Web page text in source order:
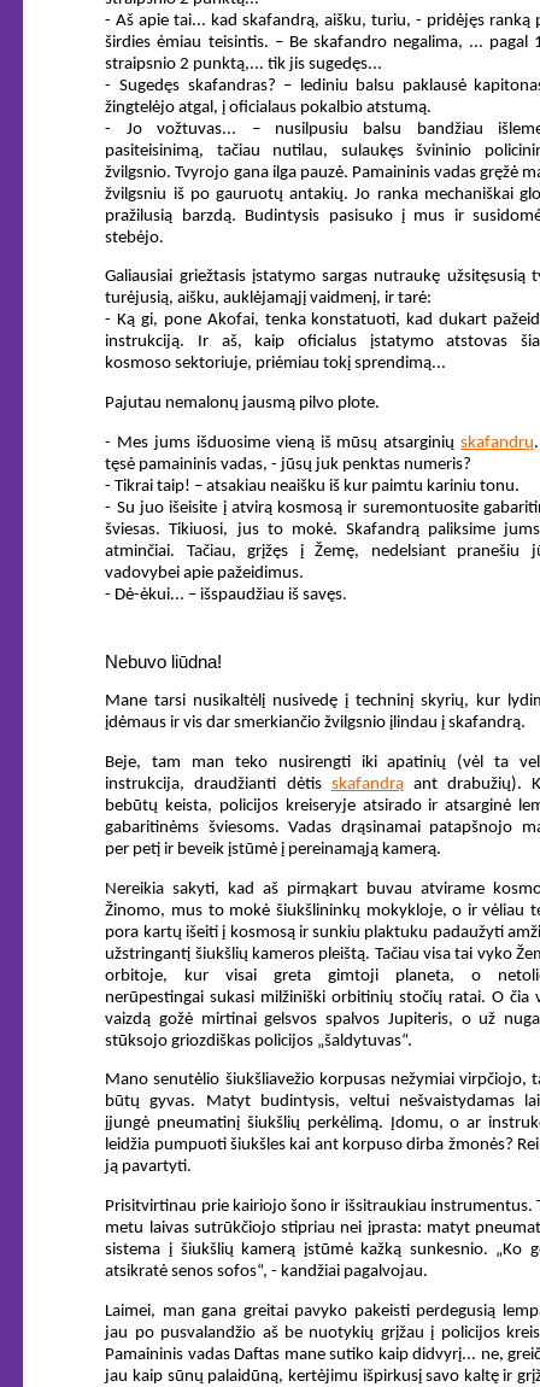
- Aš apie tai... kad skafandrą, aišku, turiu, - pridėjęs ranką
širdies ėmiau teisintis. – Be skafandro negalima, ... pagal
straipsnio 2 punktą,... tik jis sugedęs...
- Sugedęs skafandras? – lediniu balsu paklausė
žingtelėjo atgal, į oficialaus pokalbio atstumą.
- Jo vožtuvas... – nusilpusiu balsu bandžiau
pasiteisinimą, tačiau nutilau, sulaukęs švininio
žvilgsnio. Tvyrojo gana ilga pauzė. Pamaininis vadas gręžė
žvilgsniu iš po gauruotų antakių. Jo ranka mechaniškai
pražilusią barzdą. Budintysis pasisuko į mus ir
stebėjo.
Galiausiai griežtasis įstatymo sargas nutraukę užsitęsusią
turėjusią, aišku, auklėjamąjį vaidmenį, ir tarė:
- Ką gi, pone Akofai, tenka konstatuoti, kad dukart
instrukciją. Ir aš, kaip oficialus įstatymo atstovas
kosmoso sektoriuje, priėmiau tokį sprendimą...
Pajutau nemalonų jausmą pilvo plote.
- Mes jums išduosime vieną iš mūsų atsarginiųskafandrų
tęsė pamaininis vadas, - jūsų juk penktas numeris?
- Tikrai taip! – atsakiau neaišku iš kur paimtu kariniu tonu.
- Su juo išeisite į atvirą kosmosą ir suremontuosite
šviesas. Tikiuosi, jus to mokė. Skafandrą paliksime
atminčiai. Tačiau, grįžęs į Žemę, nedelsiant pranešiu
vadovybei apie pažeidimus.
- Dė-ėkui... – išspaudžiau iš savęs.
Nebuvo liūdna!
Mane tarsi nusikaltėlį nusivedę į techninį skyrių, kur
įdėmaus ir vis dar smerkiančio žvilgsnio įlindau į skafandrą.
Beje, tam man teko nusirengti iki apatinių (vėl ta
instrukcija, draudžianti dėtis skafandrąant drabužių).
bebūtų keista, policijos kreiseryje atsirado ir atsarginė
gabaritinėms šviesoms. Vadas drąsinamai patapšnojo
per petį ir beveik įstūmė į pereinamąją kamerą.
Nereikia sakyti, kad aš pirmąkart buvau atvirame
Žinomo, mus to mokė šiukšlininkų mokykloje, o ir vėliau
pora kartų išeiti į kosmosą ir sunkiu plaktuku padaužyti
užstringantį šiukšlių kameros pleištą. Tačiau visa tai vyko
orbitoje, kur visai greta gimtoji planeta, o
nerūpestingai sukasi milžiniški orbitinių stočių ratai. O čia
vaizdą gožė mirtinai gelsvos spalvos Jupiteris, o už
stūksojo griozdiškas policijos „šaldytuvas“.
Mano senutėlio šiukšliavežio korpusas nežymiai virpčiojo,
būtų gyvas. Matyt budintysis, veltui nešvaistydamas
įjungė pneumatinį šiukšlių perkėlimą. Įdomu, o ar
leidžia pumpuoti šiukšles kai ant korpuso dirba žmonės?
ją pavartyti.
Prisitvirtinau prie kairiojo šono ir išsitraukiau instrumentus.
metu laivas sutrūkčiojo stipriau nei įprasta: matyt
sistema į šiukšlių kamerą įstūmė kažką sunkesnio. „Ko
atsikratė senos sofos“, - kandžiai pagalvojau.
Laimei, man gana greitai pavyko pakeisti perdegusią
jau po pusvalandžio aš be nuotykių grįžau į policijos
Pamaininis vadas Daftas mane sutiko kaip didvyrį... ne,
jau kaip sūnų palaidūną, kertėjimu išpirkusį savo kaltę ir